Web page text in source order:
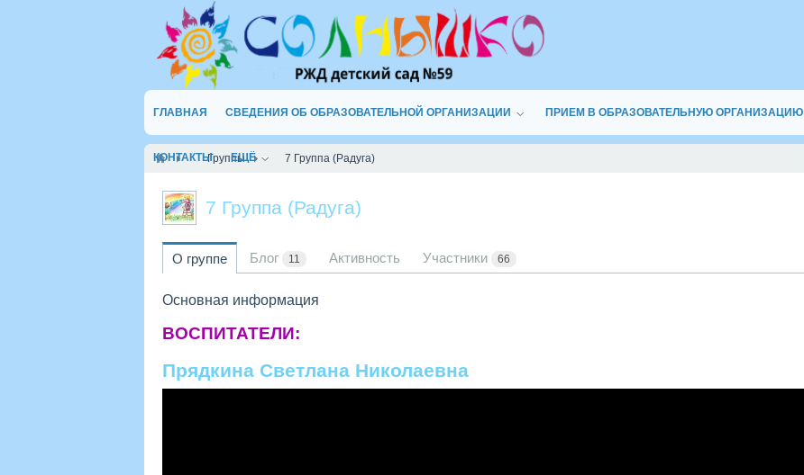
ГЛАВНАЯ СВЕДЕНИЯ ОБ ОБРАЗОВАТЕЛЬНОЙ ОРГАНИЗАЦИИ ПРИЕМ В ОБРАЗОВАТЕЛЬНУЮ ОРГАНИЗАЦИЮ
КОНТАКТЫ ЕЩЁ
Группы 7 Группа (Радуга)
7 Группа (Радуга)
О группе Блог 11 Активность Участники 66
Основная информация
ВОСПИТАТЕЛИ:
Прядкина Светлана Николаевна